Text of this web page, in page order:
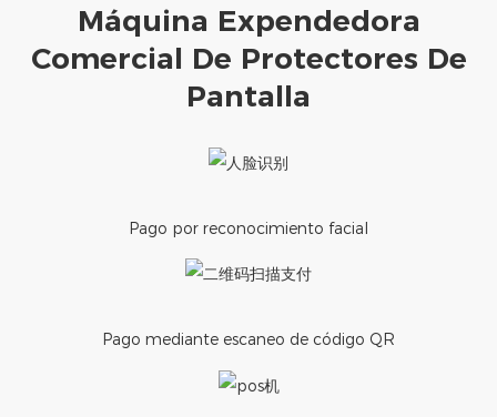
Máquina Expendedora
Comercial De Protectores De
Pantalla
Pago por reconocimiento facial
Pago mediante escaneo de código QR